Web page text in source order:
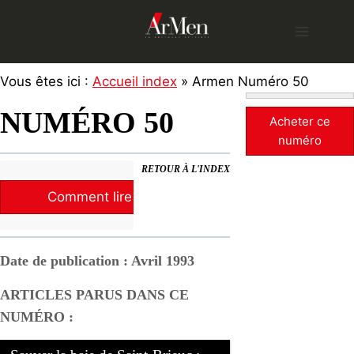
Vous êtes ici : Accueil index » Armen Numéro 50
NUMÉRO 50
RETOUR À L'INDEX
Comment lire la revue ?
Date de publication : Avril 1993
ARTICLES PARUS DANS CE
NUMÉRO :
Acheter ce
numéro